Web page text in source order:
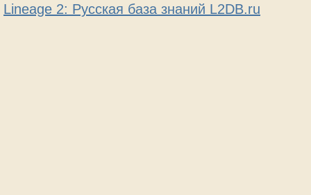
Lineage 2: Русская база знаний L2DB.ru